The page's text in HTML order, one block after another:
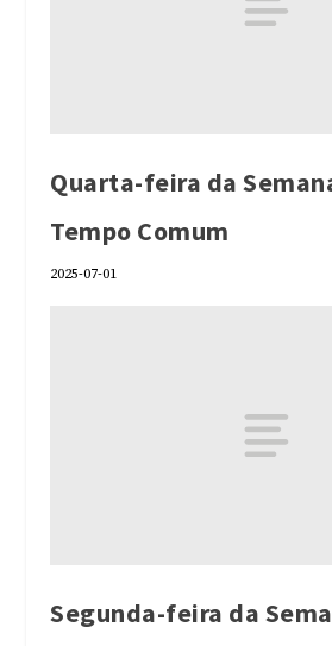
Quarta-feira da
Tempo Comum
2025-07-01
Segunda-feira da